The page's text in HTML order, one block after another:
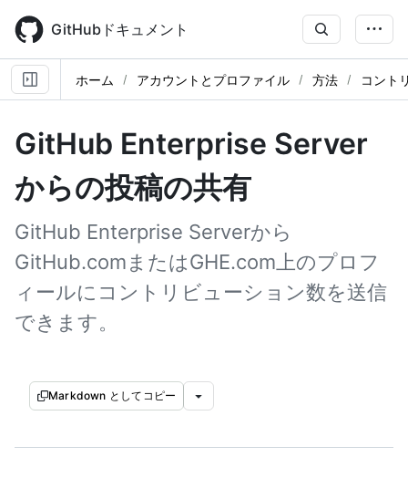
main
content
GitHubドキュメント
ホーム アカウントとプロファイル 方法 コント
GitHub Enterprise Server
からの投稿の共有
GitHub Enterprise Serverから
GitHub.comまたはGHE.com上のプロフ
ィールにコントリビューション数を送信
できます。
Markdown としてコピー